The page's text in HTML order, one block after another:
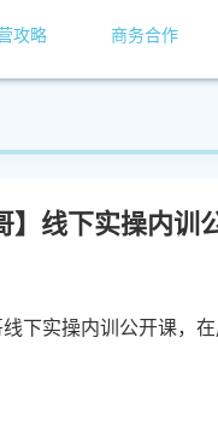
攻略 商务合作
】线下实操内训
下实操内训公开课，